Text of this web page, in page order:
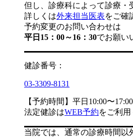
但し、診療科によって診療・
詳しくは外来担当医表をご確
予約変更のお問い合わせは
平日15：00～16：30でお願い
健診番号：
03-3309-8131
【予約時間】平日10:00〜
法定健診はWEB予約をご利用
当院では、通常の診療時間以